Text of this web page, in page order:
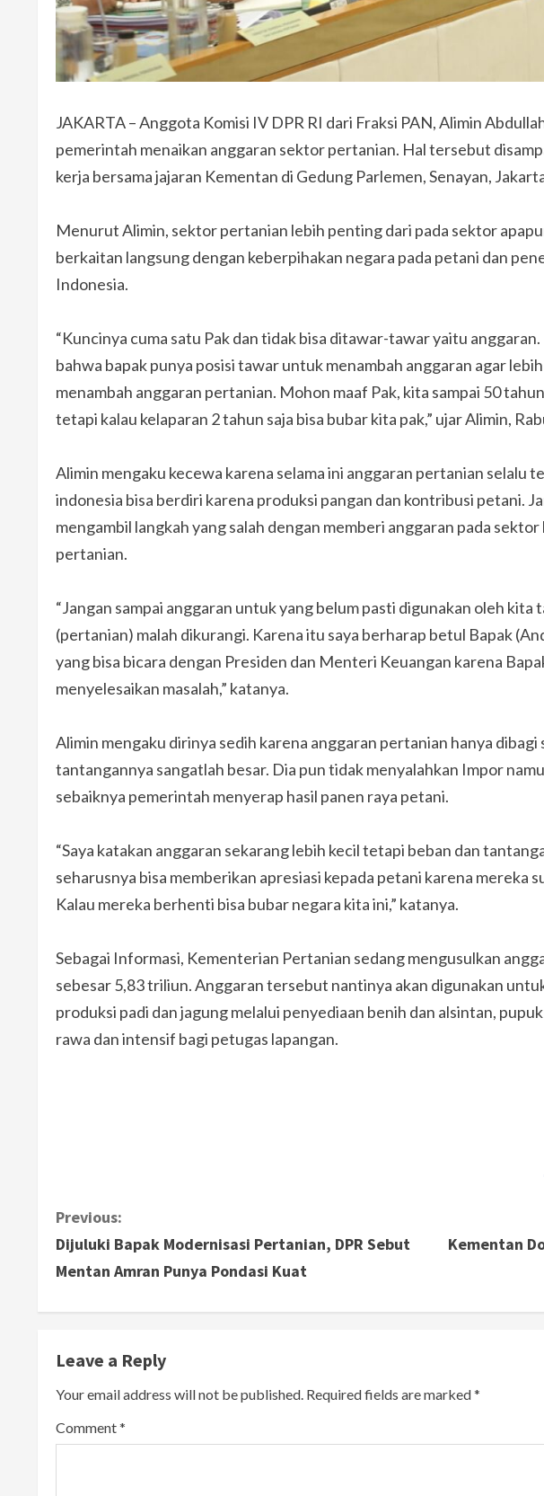
JAKARTA – Anggota Komisi IV DPR RI dari Fraksi PAN, Alimin
pemerintah menaikan anggaran sektor pertanian. Hal tersebut
kerja bersama jajaran Kementan di Gedung Parlemen, Senayan,
Menurut Alimin, sektor pertanian lebih penting dari pada sektor
berkaitan langsung dengan keberpihakan negara pada petani dan
Indonesia.
“Kuncinya cuma satu Pak dan tidak bisa ditawar-tawar yaitu
bahwa bapak punya posisi tawar untuk menambah anggaran agar
menambah anggaran pertanian. Mohon maaf Pak, kita sampai 50
tetapi kalau kelaparan 2 tahun saja bisa bubar kita pak,” ujar Alimin,
Alimin mengaku kecewa karena selama ini anggaran pertanian selalu
indonesia bisa berdiri karena produksi pangan dan kontribusi petani.
mengambil langkah yang salah dengan memberi anggaran pada
pertanian.
“Jangan sampai anggaran untuk yang belum pasti digunakan oleh
(pertanian) malah dikurangi. Karena itu saya berharap betul Bapak
yang bisa bicara dengan Presiden dan Menteri Keuangan karena
menyelesaikan masalah,” katanya.
Alimin mengaku dirinya sedih karena anggaran pertanian hanya
tantangannya sangatlah besar. Dia pun tidak menyalahkan Impor
sebaiknya pemerintah menyerap hasil panen raya petani.
“Saya katakan anggaran sekarang lebih kecil tetapi beban dan
seharusnya bisa memberikan apresiasi kepada petani karena mereka
Kalau mereka berhenti bisa bubar negara kita ini,” katanya.
Sebagai Informasi, Kementerian Pertanian sedang mengusulkan
sebesar 5,83 triliun. Anggaran tersebut nantinya akan digunakan
produksi padi dan jagung melalui penyediaan benih dan alsintan,
rawa dan intensif bagi petugas lapangan.
C
o
i
n
u
Previous:
Dijuluki Bapak Modernisasi Pertanian, DPR Sebut
Mentan Amran Punya Pondasi Kuat
Kementan
Leave a Reply
Your email address will not be published. Required fields are marked*
Comment*